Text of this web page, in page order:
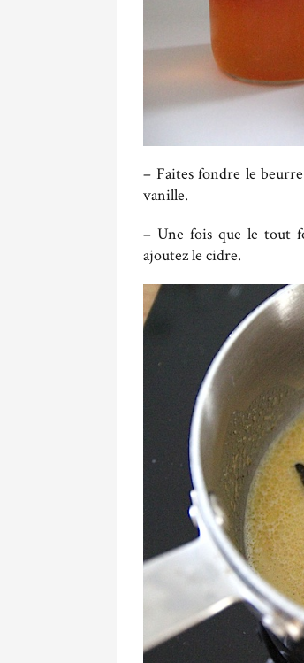
– Faites fondre le
vanille.
– Une fois que le tout
ajoutez le cidre.